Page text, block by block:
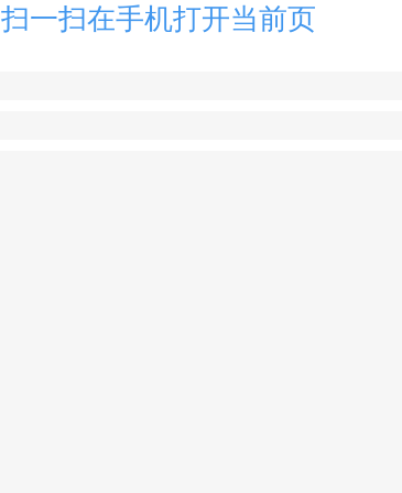
扫一扫在手机打开当前页